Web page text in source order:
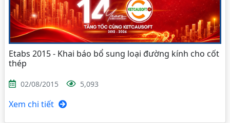
Etabs 2015 - Khai báo bổ sung loại đường kính cho cốt
thép
02/08/2015 5,093
Xem chi tiết